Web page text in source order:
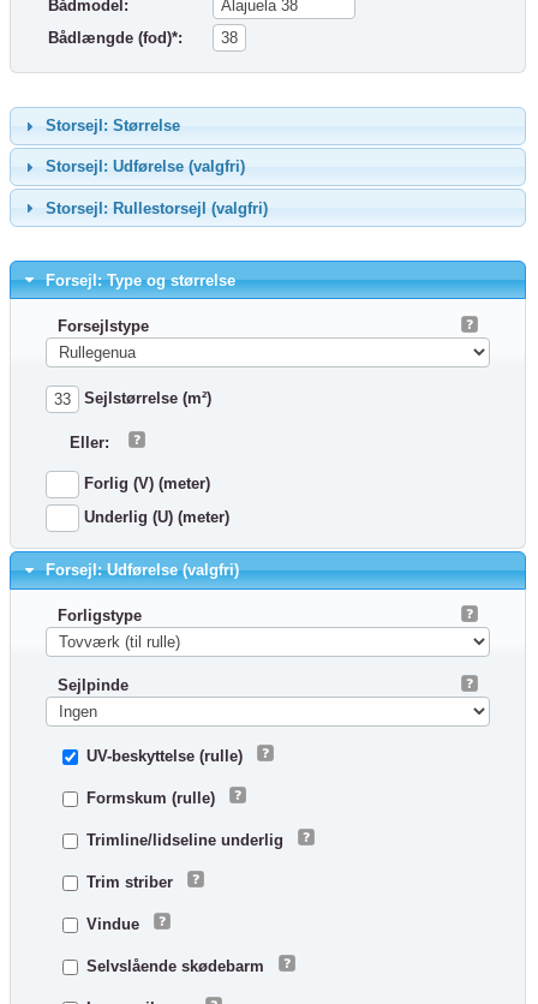
Bådmodel:
Bådlængde (fod)*:
Storsejl: Størrelse
Storsejl: Udførelse (valgfri)
Storsejl: Rullestorsejl (valgfri)
Forsejl: Type og størrelse
Forsejlstype
Sejlstørrelse (m²)
Eller:
Forlig (V) (meter)
Underlig (U) (meter)
Forsejl: Udførelse (valgfri)
Forligstype
Sejlpinde
UV-beskyttelse (rulle)
Formskum (rulle)
Trimline/lidseline underlig
Trim striber
Vindue
Selvslående skødebarm